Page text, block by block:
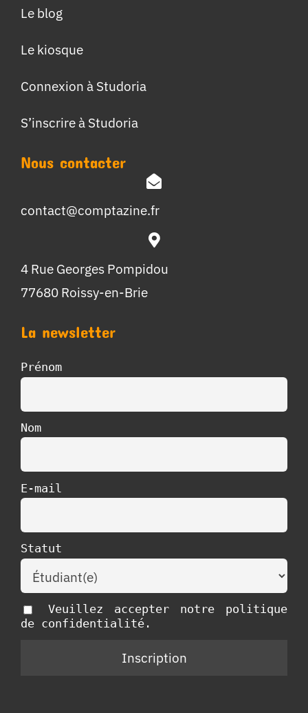
Le blog
Le kiosque
Connexion à Studoria
S’inscrire à Studoria
Nous contacter
contact@comptazine.fr
4 Rue Georges Pompidou
77680 Roissy-en-Brie
La newsletter
Prénom
Nom
E-mail
Statut
Veuillez accepter notre politique
de confidentialité.